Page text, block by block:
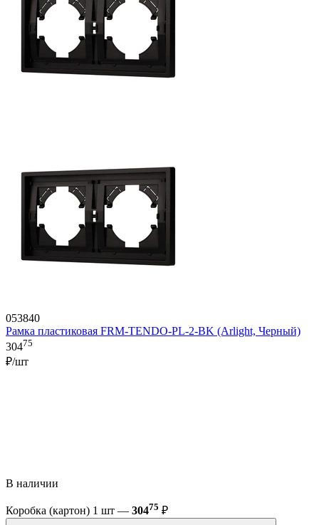
053840
Рамка пластиковая FRM-TENDO-PL-2-BK (Arlight, Черный)
30475
₽/шт
В наличии
Коробка (картон) 1 шт — 30475 ₽